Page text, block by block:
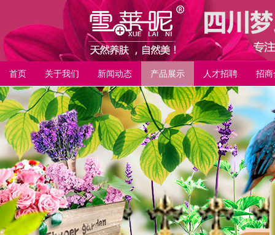
首页 关于我们 新闻动态 产品展示 人才招聘 招